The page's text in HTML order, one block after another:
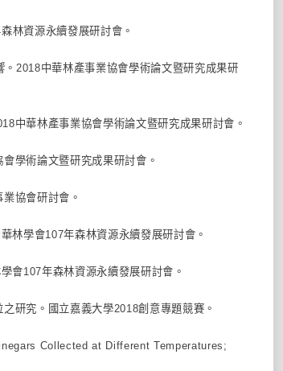
林資源永續發展研討會。
2018中華林產事業協會學術論文暨研究成果研
中華林產事業協會學術論文暨研究成果研討會。
學術論文暨研究成果研討會。
協會研討會。
林學會107年森林資源永續發展研討會。
會107年森林資源永續發展研討會。
研究。國立嘉義大學2018創意專題競賽。
Collected at Different Temperatures;